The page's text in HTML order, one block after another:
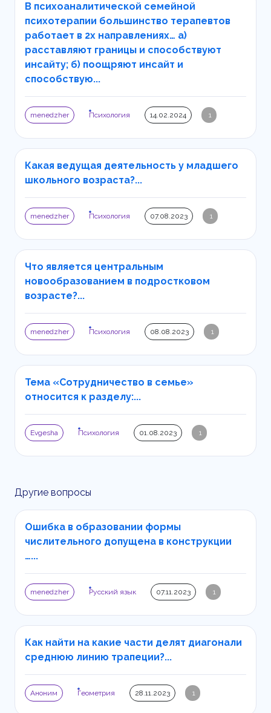
В психоаналитической семейной
психотерапии большинство терапевтов
работает в 2х направлениях… а)
расставляют границы и способствуют
инсайту; б) поощряют инсайт и
способствую...
menedzher Психология 14.02.2024 1
Какая ведущая деятельность у младшего
школьного возраста?...
menedzher Психология 07.08.2023 1
Что является центральным
новообразованием в подростковом
возрасте?...
menedzher Психология 08.08.2023 1
Тема «Сотрудничество в семье»
относится к разделу:...
Evgesha Психология 01.08.2023 1
Другие вопросы
Ошибка в образовании формы
числительного допущена в конструкции
…...
menedzher Русский язык 07.11.2023 1
Как найти на какие части делят диагонали
среднюю линию трапеции?...
Аноним Геометрия 28.11.2023 1